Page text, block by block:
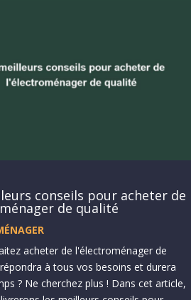
conseils pour acheter de
de qualité
acheter de l'électroménager de
à tous vos besoins et durera
? Ne cherchez plus ! Dans cet article,